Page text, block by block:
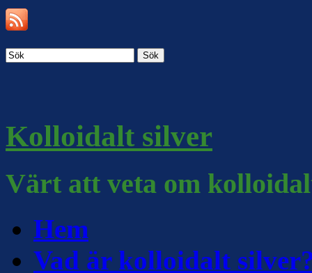
Sök
Kolloidalt silver
Värt att veta om
Hem
Vad är kolloidalt